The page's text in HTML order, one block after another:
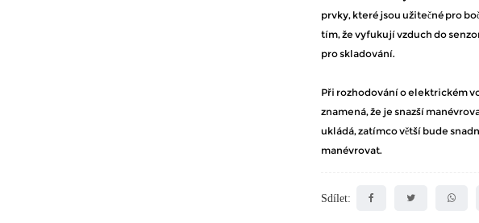
prvky, které jsou užitečné pro
tím, že vyfukují vzduch do
pro skladování.
Při rozhodování o elektrickém
znamená, že je snazší
ukládá, zatímco větší bude
manévrovat.
Sdílet: